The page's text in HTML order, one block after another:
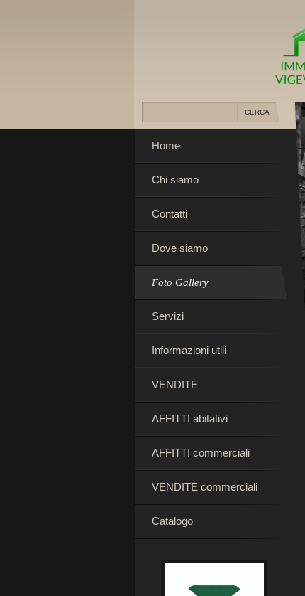
Home
Chi siamo
Contatti
Dove siamo
Foto Gallery
Servizi
Informazioni utili
VENDITE
AFFITTI abitativi
AFFITTI commerciali
VENDITE commerciali
Catalogo